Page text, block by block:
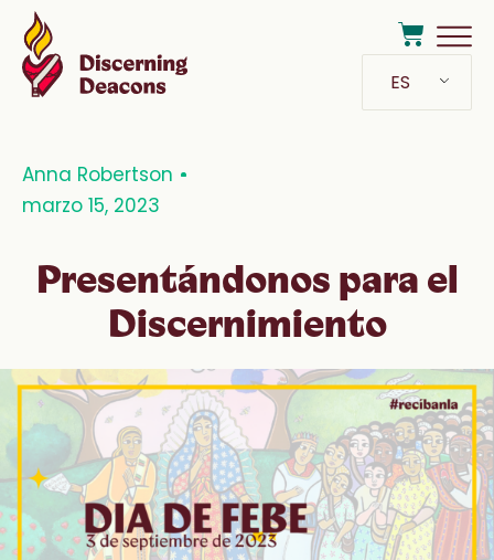
ES
Anna Robertson
marzo 15, 2023
Presentándonos para el
Discernimiento